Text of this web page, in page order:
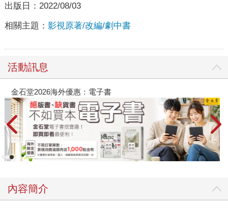
出版日： 2022/08/03
相關主題： 影視原著/改編/劇中書
活動訊息
金石堂2026海外優惠：電子書
內容簡介